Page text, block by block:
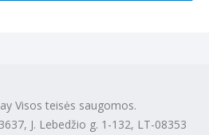
Visos teisės saugomos.
J. Lebedžio g. 1-132, LT-08353